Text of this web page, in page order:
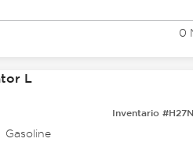
0
Inventario
Gasoline